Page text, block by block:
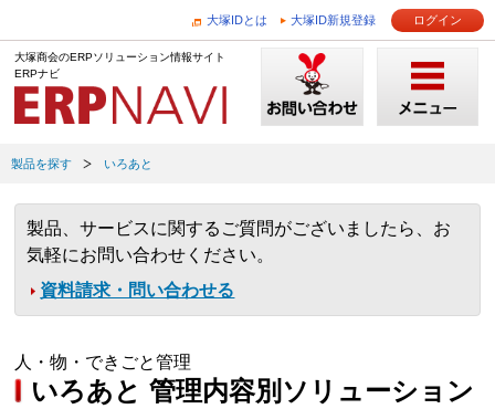
大塚IDとは 大塚ID新規登録 ログイン
大塚商会のERPソリューション情報サイト
ERPナビ
製品を探す いろあと
製品、サービスに関するご質問がございましたら、お
気軽にお問い合わせください。
資料請求・問い合わせる
人・物・できごと管理
いろあと 管理内容別ソリューション